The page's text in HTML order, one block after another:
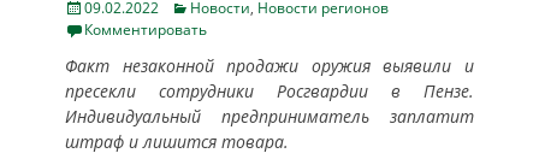
Posted
on
09.02.2022 Categories
Новости, Новости регионов
Комментировать
Факт незаконной продажи оружия выявили и
пресекли сотрудники Росгвардии в Пензе.
Индивидуальный предприниматель заплатит
штраф и лишится товара.